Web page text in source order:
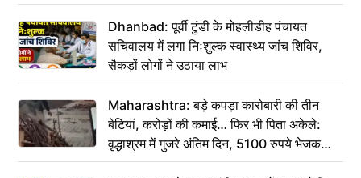
Dhanbad: पूर्वी टुंडी के मोहलीडीह पंचायत
सचिवालय में लगा निःशुल्क स्वास्थ्य जांच शिविर,
सैकड़ों लोगों ने उठाया लाभ
Maharashtra: बड़े कपड़ा कारोबारी की तीन
बेटियां, करोड़ों की कमाई… फिर भी पिता अकेले:
वृद्धाश्रम में गुजरे अंतिम दिन, 5100 रुपये भेजकर
कहा– अंतिम संस्कार कर दीजिए हम नहीं आ पाएंगे